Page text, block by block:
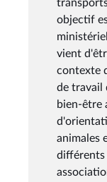
objectif
vient
contexte
de travail
bien-être
animales
différents